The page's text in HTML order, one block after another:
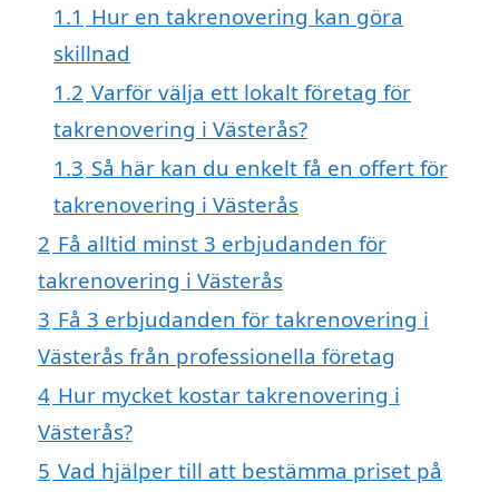
1.1 Hur en takrenovering kan göra
skillnad
1.2 Varför välja ett lokalt företag för
takrenovering i Västerås?
1.3 Så här kan du enkelt få en offert för
takrenovering i Västerås
2 Få alltid minst 3 erbjudanden för
takrenovering i Västerås
3 Få 3 erbjudanden för takrenovering i
Västerås från professionella företag
4 Hur mycket kostar takrenovering i
Västerås?
5 Vad hjälper till att bestämma priset på